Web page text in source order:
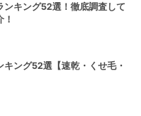
ンキング52選！徹底調査して
キング52選【速乾・くせ毛・